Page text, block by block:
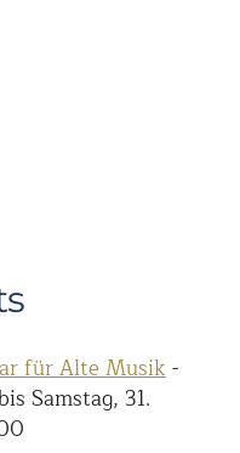
für Alte Musik-
Samstag, 31.